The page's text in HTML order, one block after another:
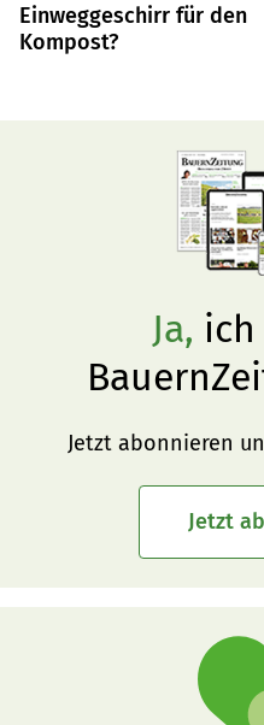
Einweggeschirr für den
Kompost?
Ja,
Jetzt abonnieren
Jetzt